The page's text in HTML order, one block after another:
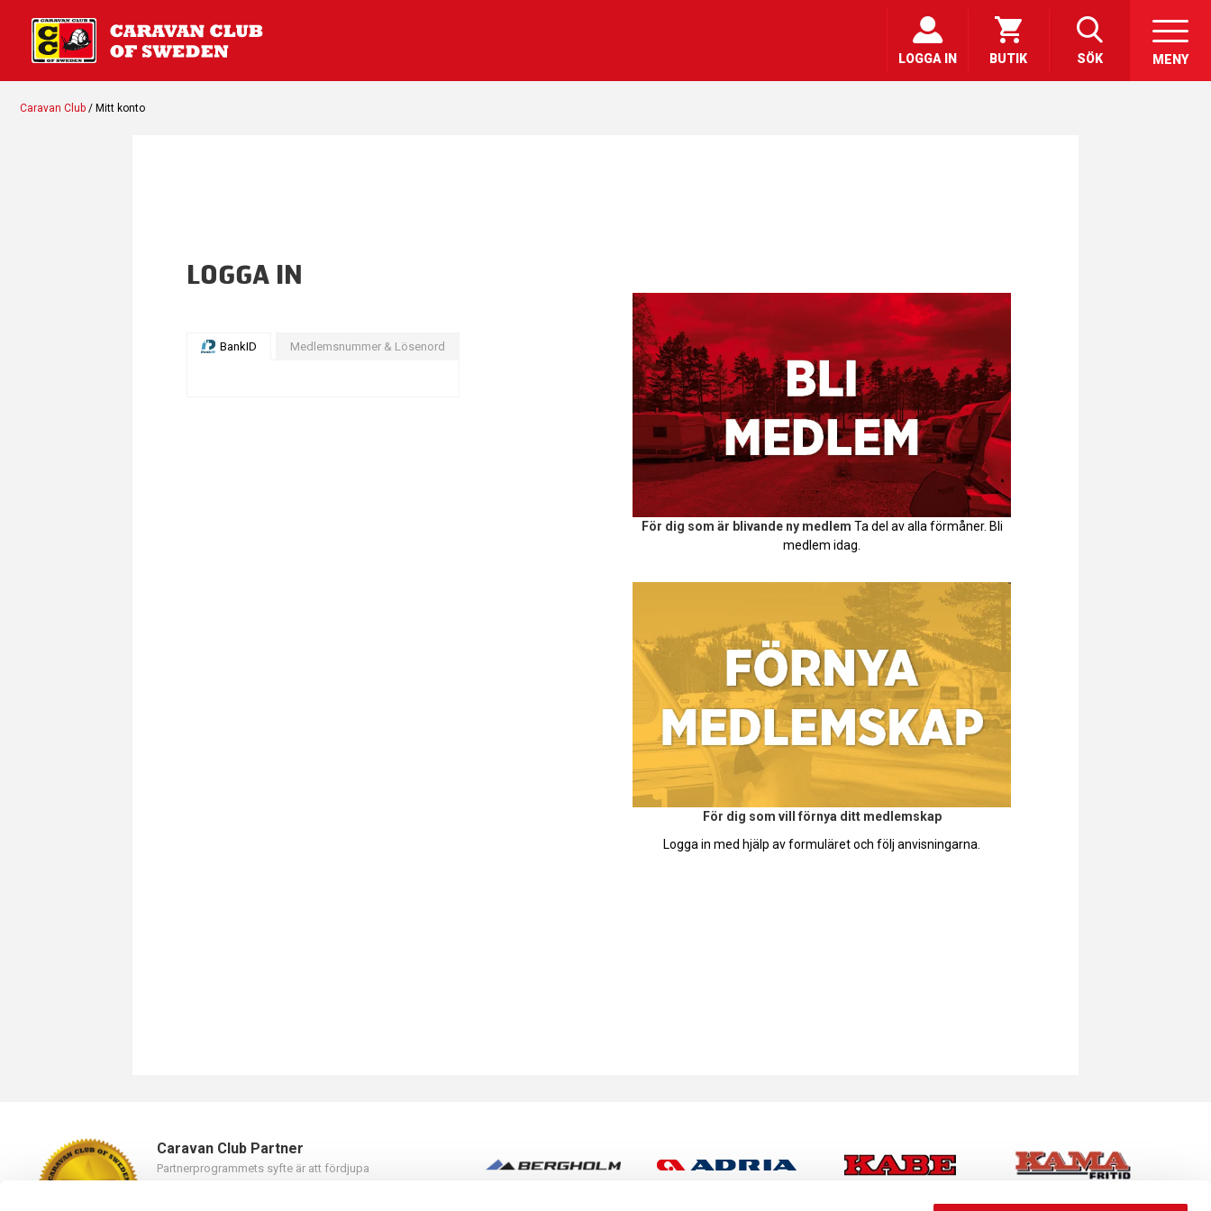
LOGGA IN BUTIK SÖK MENY
Caravan Club / Mitt konto
LOGGA IN
BankID Medlemsnummer & Lösenord
För dig som är blivande ny medlem Ta del av alla förmåner. Bli
medlem idag.
För dig som vill förnya ditt medlemskap
Logga in med hjälp av formuläret och följ anvisningarna.
Caravan Club Partner
Partnerprogrammets syfte är att fördjupa